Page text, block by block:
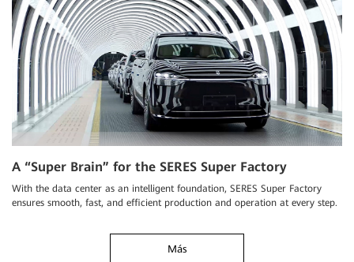
A “Super Brain” for the SERES Super Factory
With the data center as an intelligent foundation, SERES Super Factory
ensures smooth, fast, and efficient production and operation at every step.
Más